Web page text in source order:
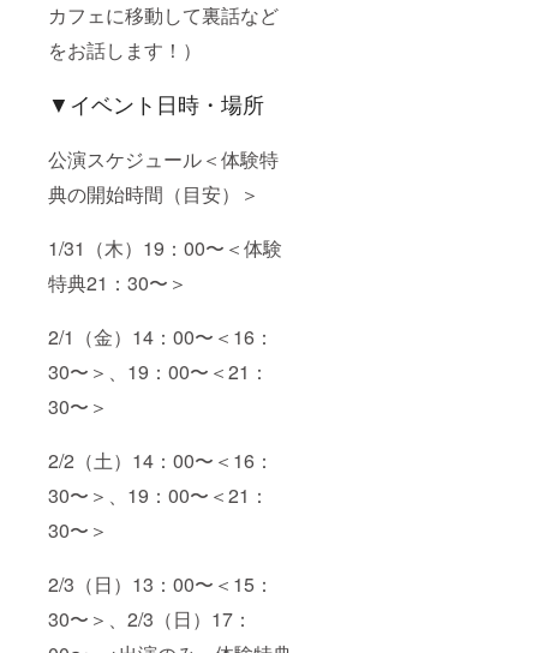
カフェに移動して裏話など
をお話します！）
▼イベント日時・場所
公演スケジュール＜体験特
典の開始時間（目安）＞
1/31（木）19：00〜＜体験
特典21：30〜＞
2/1（金）14：00〜＜16：
30〜＞、19：00〜＜21：
30〜＞
2/2（土）14：00〜＜16：
30〜＞、19：00〜＜21：
30〜＞
2/3（日）13：00〜＜15：
30〜＞、2/3（日）17：